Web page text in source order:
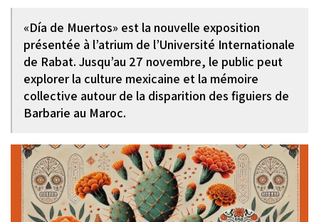
«Día de Muertos» est la nouvelle exposition
présentée à l’atrium de l’Université Internationale
de Rabat. Jusqu’au 27 novembre, le public peut
explorer la culture mexicaine et la mémoire
collective autour de la disparition des figuiers de
Barbarie au Maroc.